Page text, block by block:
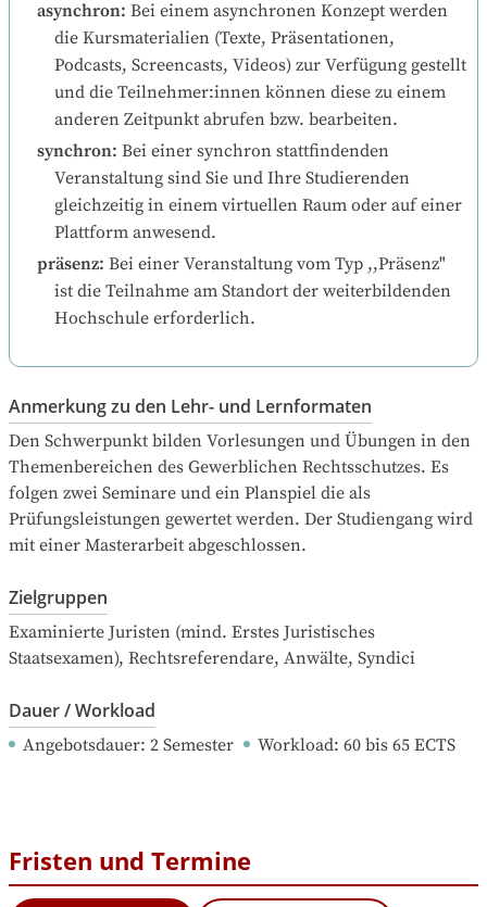
asynchron: Bei einem asynchronen Konzept werden
die Kursmaterialien (Texte, Präsentationen,
Podcasts, Screencasts, Videos) zur Verfügung gestellt
und die Teilnehmer:innen können diese zu einem
anderen Zeitpunkt abrufen bzw. bearbeiten.
synchron: Bei einer synchron stattfindenden
Veranstaltung sind Sie und Ihre Studierenden
gleichzeitig in einem virtuellen Raum oder auf einer
Plattform anwesend.
präsenz: Bei einer Veranstaltung vom Typ ,,Präsenz"
ist die Teilnahme am Standort der weiterbildenden
Hochschule erforderlich.
Anmerkung zu den Lehr- und Lernformaten
Den Schwerpunkt bilden Vorlesungen und Übungen in den
Themenbereichen des Gewerblichen Rechtsschutzes. Es
folgen zwei Seminare und ein Planspiel die als
Prüfungsleistungen gewertet werden. Der Studiengang wird
mit einer Masterarbeit abgeschlossen.
Zielgruppen
Examinierte Juristen (mind. Erstes Juristisches
Staatsexamen), Rechtsreferendare, Anwälte, Syndici
Dauer / Workload
Angebotsdauer: 2 Semester Workload: 60 bis 65 ECTS
Fristen und Termine